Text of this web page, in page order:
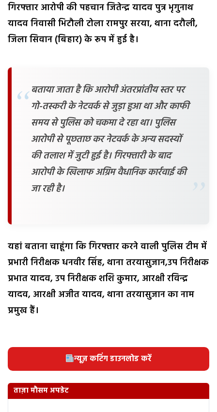
गिरफ्तार आरोपी की पहचान जितेन्द्र यादव पुत्र भृगुनाथ
यादव निवासी भिटौली टोला रामपुर सरया, थाना दरौली,
जिला सिवान (बिहार) के रूप में हुई है।
बताया जाता है कि आरोपी अंतरप्रांतीय स्तर पर
गो-तस्करी के नेटवर्क से जुड़ा हुआ था और काफी
समय से पुलिस को चकमा दे रहा था। पुलिस
आरोपी से पूछताछ कर नेटवर्क के अन्य सदस्यों
की तलाश में जुटी हुई है। गिरफ्तारी के बाद
आरोपी के खिलाफ अग्रिम वैधानिक कार्रवाई की
जा रही है।
यहां बताना चाहूंगा कि गिरफ्तार करने वाली पुलिस टीम में
प्रभारी निरीक्षक धनवीर सिंह, थाना तरयासुजान,उप निरीक्षक
प्रभात यादव, उप निरीक्षक शशि कुमार, आरक्षी रविन्द्र
यादव, आरक्षी अजीत यादव, थाना तरयासुजान का नाम
प्रमुख हैं।
न्यूज़ कटिंग डाउनलोड करें
ताज़ा मौसम अपडेट